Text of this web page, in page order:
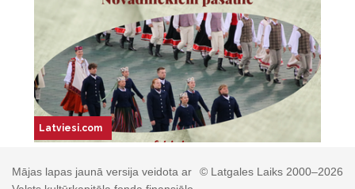
© Latgales Laiks 2000–2026
Mājas lapas jaunā versija veidota ar